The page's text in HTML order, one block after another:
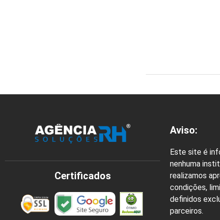
Certificados
Aviso:
Este site é
nenhuma
realizamos
condições,
definidos
parceiros.